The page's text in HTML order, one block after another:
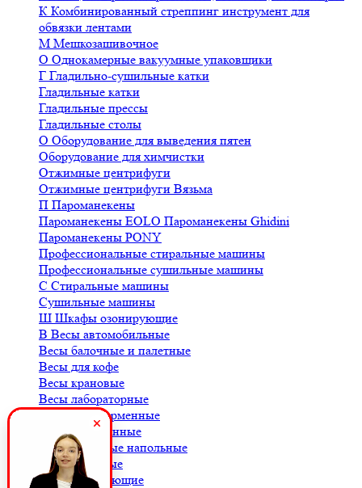
К Комбинированный стреппинг инструмент для
обвязки лентами
М Мешкозашивочное
О Однокамерные вакуумные упаковщики
Г Гладильно-сушильные катки
Гладильные катки
Гладильные прессы
Гладильные столы
О Оборудование для выведения пятен
Оборудование для химчистки
Отжимные центрифуги
Отжимные центрифуги Вязьма
П Пароманекены
Пароманекены EOLO Пароманекены Ghidini
Пароманекены PONY
Профессиональные стиральные машины
Профессиональные сушильные машины
С Стиральные машины
Сушильные машины
Ш Шкафы озонирующие
В Весы автомобильные
Весы балочные и палетные
Весы для кофе
Весы крановые
Весы лабораторные
Весы платформенные
Весы порционные
Весы товарные напольные
Весы торговые
К Комплектующие